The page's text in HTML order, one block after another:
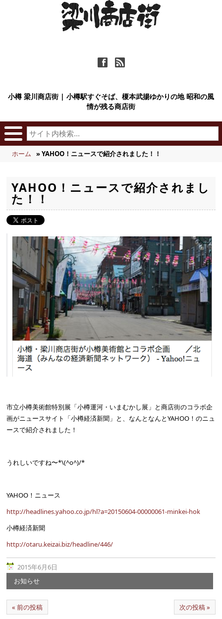
ä ñ
小樽 梁川商店街 | 小樽駅すぐそば、榎本武揚ゆかりの地 昭和の風
情が残る商店街
ホーム » YAHOO！ニュースで紹介されました！！
YAHOO！ニュースで紹介されまし
た！！
市立小樽美術館特別展「小樽運河・いまむかし展」と商店街のコラボ企
画がニュースサイト「小樽経済新聞」と、なんとなんとYAHOO！のニュ
ースで紹介されました！
うれしいですね〜*\(^o^)/*
YAHOO！ニュース
http://headlines.yahoo.co.jp/hl?a=20150604-00000061-minkei-hok
小樽経済新聞
http://otaru.keizai.biz/headline/446/
2015年6月6日
お知らせ
« 前の投稿 次の投稿 »